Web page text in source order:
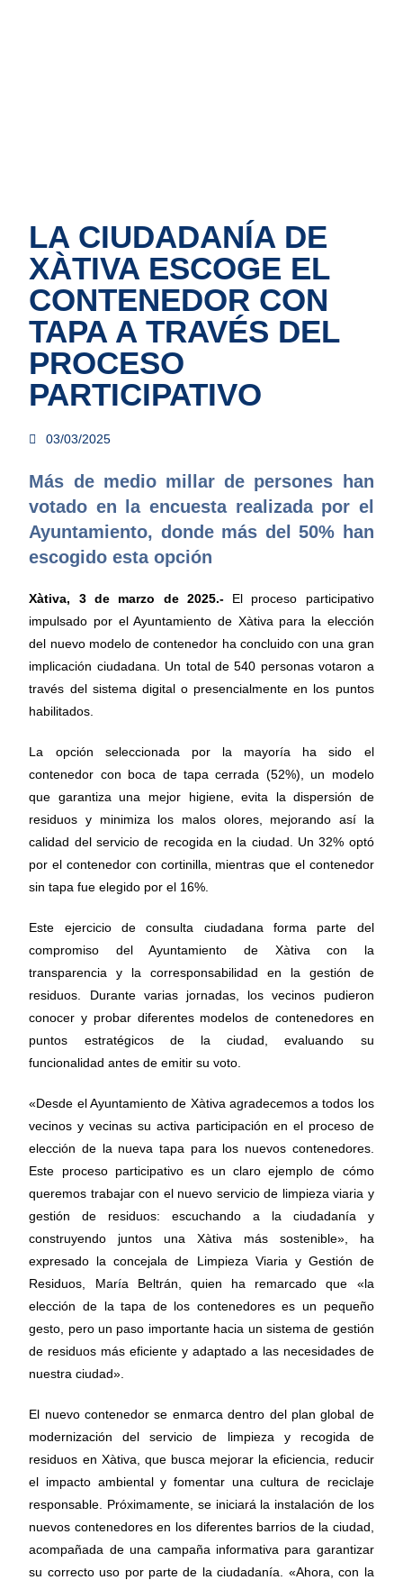
LA CIUDADANÍA DE
XÀTIVA ESCOGE EL
CONTENEDOR CON
TAPA A TRAVÉS DEL
PROCESO
PARTICIPATIVO
03/03/2025
Más de medio millar de persones han
votado en la encuesta realizada por el
Ayuntamiento, donde más del 50% han
escogido esta opción
Xàtiva, 3 de marzo de 2025.- El proceso participativo
impulsado por el Ayuntamiento de Xàtiva para la elección
del nuevo modelo de contenedor ha concluido con una gran
implicación ciudadana. Un total de 540 personas votaron a
través del sistema digital o presencialmente en los puntos
habilitados.
La opción seleccionada por la mayoría ha sido el
contenedor con boca de tapa cerrada (52%), un modelo
que garantiza una mejor higiene, evita la dispersión de
residuos y minimiza los malos olores, mejorando así la
calidad del servicio de recogida en la ciudad. Un 32% optó
por el contenedor con cortinilla, mientras que el contenedor
sin tapa fue elegido por el 16%.
Este ejercicio de consulta ciudadana forma parte del
compromiso del Ayuntamiento de Xàtiva con la
transparencia y la corresponsabilidad en la gestión de
residuos. Durante varias jornadas, los vecinos pudieron
conocer y probar diferentes modelos de contenedores en
puntos estratégicos de la ciudad, evaluando su
funcionalidad antes de emitir su voto.
«Desde el Ayuntamiento de Xàtiva agradecemos a todos los
vecinos y vecinas su activa participación en el proceso de
elección de la nueva tapa para los nuevos contenedores.
Este proceso participativo es un claro ejemplo de cómo
queremos trabajar con el nuevo servicio de limpieza viaria y
gestión de residuos: escuchando a la ciudadanía y
construyendo juntos una Xàtiva más sostenible», ha
expresado la concejala de Limpieza Viaria y Gestión de
Residuos, María Beltrán, quien ha remarcado que «la
elección de la tapa de los contenedores es un pequeño
gesto, pero un paso importante hacia un sistema de gestión
de residuos más eficiente y adaptado a las necesidades de
nuestra ciudad».
El nuevo contenedor se enmarca dentro del plan global de
modernización del servicio de limpieza y recogida de
residuos en Xàtiva, que busca mejorar la eficiencia, reducir
el impacto ambiental y fomentar una cultura de reciclaje
responsable. Próximamente, se iniciará la instalación de los
nuevos contenedores en los diferentes barrios de la ciudad,
acompañada de una campaña informativa para garantizar
su correcto uso por parte de la ciudadanía. «Ahora, con la